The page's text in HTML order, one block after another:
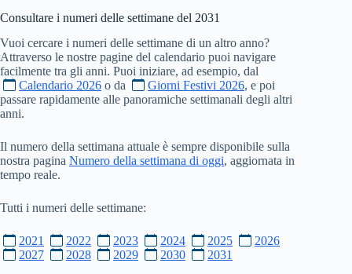
Consultare i numeri delle settimane del 2031
Vuoi cercare i numeri delle settimane di un altro anno?
Attraverso le nostre pagine del calendario puoi navigare
facilmente tra gli anni. Puoi iniziare, ad esempio, dal
Calendario 2026 o da Giorni Festivi 2026, e poi
passare rapidamente alle panoramiche settimanali degli altri
anni.
Il numero della settimana attuale è sempre disponibile sulla
nostra pagina Numero della settimana di oggi, aggiornata in
tempo reale.
Tutti i numeri delle settimane:
2021 2022 2023 2024 2025
2026
2027
2028 2029 2030 2031